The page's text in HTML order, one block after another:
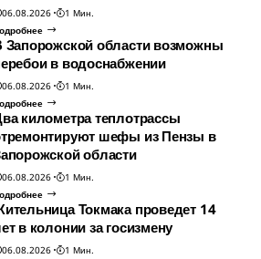
06.08.2026
1 Мин.
Запорожской области возможны
в водоснабжении
06.08.2026
1 Мин.
километра теплотрассы
шефы из Пензы в
области
06.08.2026
1 Мин.
Токмака проведет 14
в колонии за госизмену
06.08.2026
1 Мин.